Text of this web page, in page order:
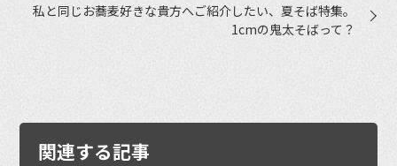
私と同じお蕎麦好きな貴方へご紹介したい、夏そば特集。
1cmの鬼太そばって？
関連する記事